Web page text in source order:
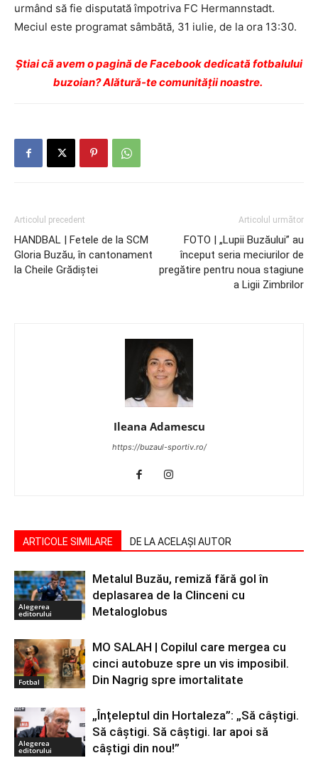
urmând să fie disputată împotriva FC Hermannstadt.
Meciul este programat sâmbătă, 31 iulie, de la ora 13:30.
Ştiai că avem o pagină de Facebook dedicată fotbalului
buzoian? Alătură-te comunității noastre.
Articolul precedent
HANDBAL | Fetele de la SCM
Gloria Buzău, în cantonament
la Cheile Grădiștei
Articolul următor
FOTO | „Lupii Buzăului” au
început seria meciurilor de
pregătire pentru noua stagiune
a Ligii Zimbrilor
Ileana Adamescu
https://buzaul-sportiv.ro/
ARTICOLE SIMILARE DE LA ACELAȘI AUTOR
Alegerea
editorului
Metalul Buzău, remiză fără gol în
deplasarea de la Clinceni cu
Metaloglobus
Fotbal
MO SALAH | Copilul care mergea cu
cinci autobuze spre un vis imposibil.
Din Nagrig spre imortalitate
Alegerea
editorului
„Înțeleptul din Hortaleza”: „Să câștigi.
Să câștigi. Să câștigi. Iar apoi să
câștigi din nou!”